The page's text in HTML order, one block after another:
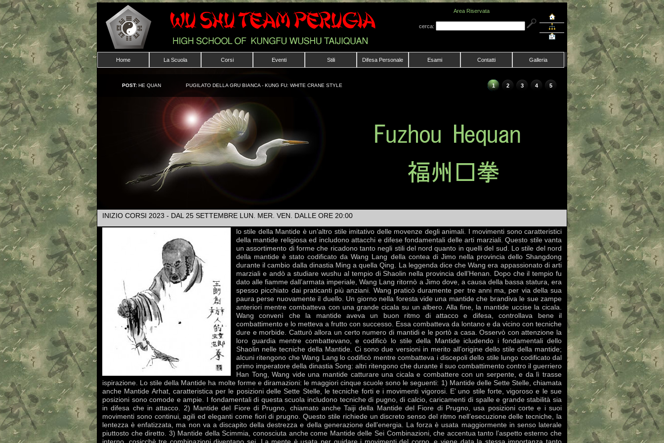
Area Riservata
cerca:
Home La Scuola Corsi Eventi Stili Difesa Personale Esami Contatti Galleria
POST: HE QUAN PUGILATO DELLA GRU BIANCA - KUNG FU: WHITE CRANE STYLE 1 2 3 4 5
INIZIO CORSI 2023 - DAL 25 SETTEMBRE LUN. MER. VEN. DALLE ORE 20:00
lo stile della Mantide è un’altro stile imitativo delle movenze degli animali. I movimenti sono caratteristici
della mantide religiosa ed includono attacchi e difese fondamentali delle arti marziali. Questo stile vanta
un assortimento di forme che ricadono tanto negli stili del nord quanto in quelli del sud. Lo stile del nord
della mantide è stato codificato da Wang Lang della contea di Jimo nella provincia dello Shangdong
durante il cambio dalla dinastia Ming a quella Qing. La leggenda dice che Wang era appassionato di arti
marziali e andò a studiare wushu al tempio di Shaolin nella provincia dell’Henan. Dopo che il tempio fu
dato alle fiamme dall’armata imperiale, Wang Lang ritornò a Jimo dove, a causa della bassa statura, era
spesso picchiato dai praticanti più anziani. Wang praticò duramente per tre anni ma, per via della sua
paura perse nuovamente il duello. Un giorno nella foresta vide una mantide che brandiva le sue zampe
anteriori mentre combatteva con una grande cicala su un albero. Alla fine, la mantide uccise la cicala.
Wang convenì che la mantide aveva un buon ritmo di attacco e difesa, controllava bene il
combattimento e lo metteva a frutto con successo. Essa combatteva da lontano e da vicino con tecniche
dure e morbide. Catturò allora un certo numero di mantidi e le portò a casa. Osservò con attenzione la
loro guardia mentre combattevano, e codificò lo stile della Mantide icludendo i fondamentali dello
Shaolin nelle tecniche della Mantide. Ci sono due versioni in merito all’origine dello stile della mantide;
alcuni ritengono che Wang Lang lo codificò mentre combatteva i discepoli dello stile lungo codificato dal
primo imperatore della dinastia Song: altri ritengono che durante il suo combattimento contro il guerriero
Han Tong, Wang vide una mantide catturare una cicala e combattere con un serpente, e da lì trasse
ispirazione. Lo stile della Mantide ha molte forme e diramazioni: le maggiori cinque scuole sono le seguenti: 1) Mantide delle Sette Stelle, chiamata
anche Mantide Arhat, caratteristica per le posizioni delle Sette Stelle, le tecniche forti e i movimenti vigorosi. E’ uno stile forte, vigoroso e le sue
posizioni sono comode e ampie. I fondamentali di questa scuola includono tecniche di pugno, di calcio, caricamenti di spalle e grande stabilità sia
in difesa che in attacco. 2) Mantide del Fiore di Prugno, chiamato anche Taiji della Mantide del Fiore di Prugno, usa posizioni corte e i suoi
movimenti sono continui, agili ed eleganti come fiori di prugno. Questo stile richiede un discreto senso del ritmo nell’esecuzione delle tecniche, la
lentezza è enfatizzata, ma non va a discapito della destrezza e della generazione dell’energia. La forza è usata maggiormente in senso laterale
piuttosto che diretto. 3) Mantide della Scimmia, conosciuta anche come Mantide delle Sei Combinazioni, che accentua tanto l’aspetto esterno che